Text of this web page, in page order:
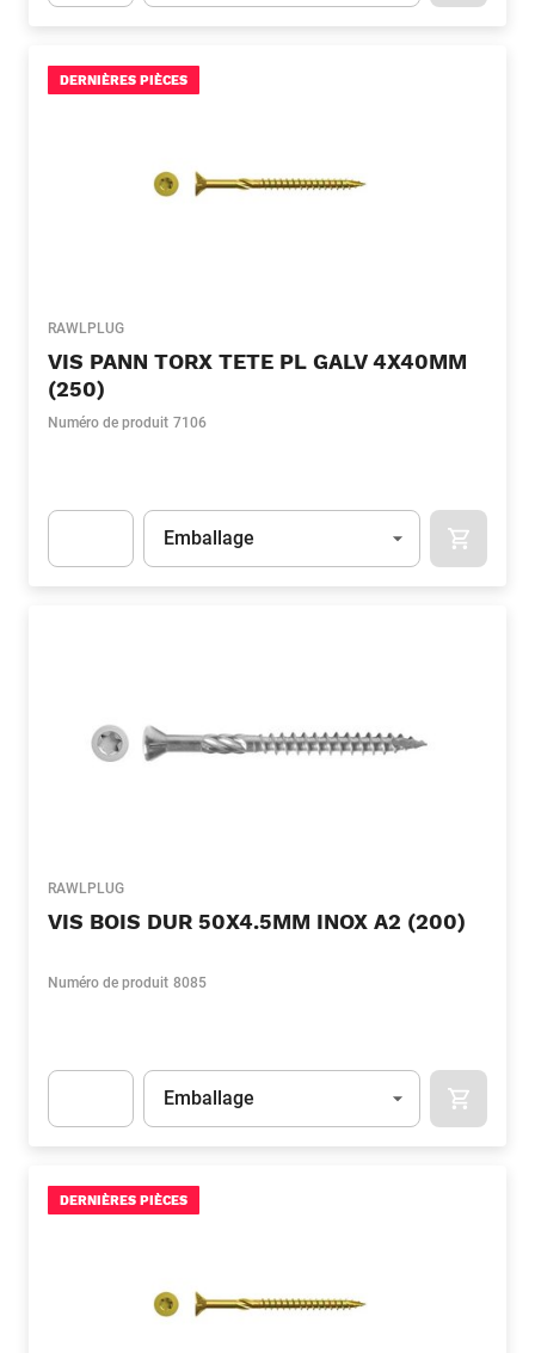
DERNIÈRES PIÈCES
RAWLPLUG
VIS PANN TORX TETE PL GALV 4X40MM
(250)
Numéro de produit 7106
Unité
Emballage
RAWLPLUG
VIS BOIS DUR 50X4.5MM INOX A2 (200)
Numéro de produit 8085
Unité
Emballage
DERNIÈRES PIÈCES